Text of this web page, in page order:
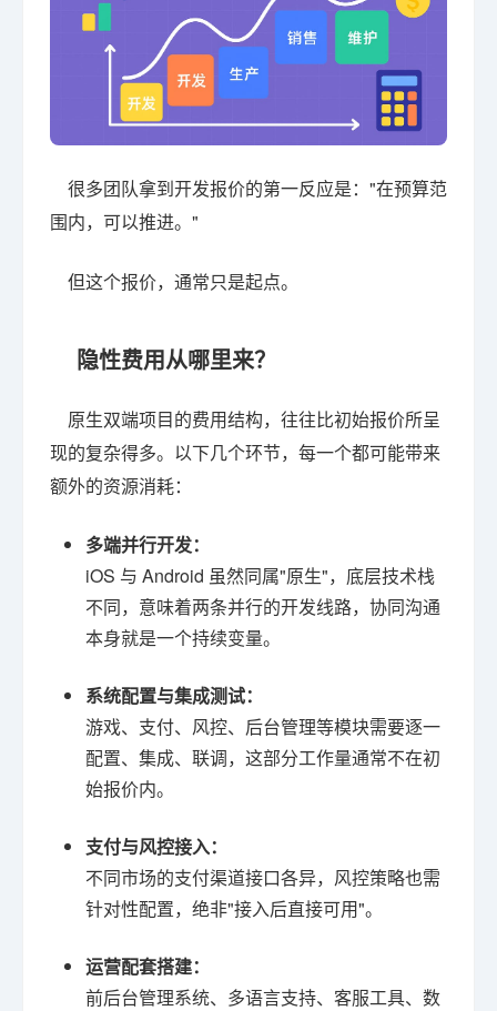
很多团队拿到开发报价的第一反应是："在预算范
围内，可以推进。"
但这个报价，通常只是起点。
隐性费用从哪里来？
原生双端项目的费用结构，往往比初始报价所呈
现的复杂得多。以下几个环节，每一个都可能带来
额外的资源消耗：
多端并行开发：
iOS 与 Android 虽然同属"原生"，底层技术栈
不同，意味着两条并行的开发线路，协同沟通
本身就是一个持续变量。
系统配置与集成测试：
游戏、支付、风控、后台管理等模块需要逐一
配置、集成、联调，这部分工作量通常不在初
始报价内。
支付与风控接入：
不同市场的支付渠道接口各异，风控策略也需
针对性配置，绝非"接入后直接可用"。
运营配套搭建：
前后台管理系统、多语言支持、客服工具、数